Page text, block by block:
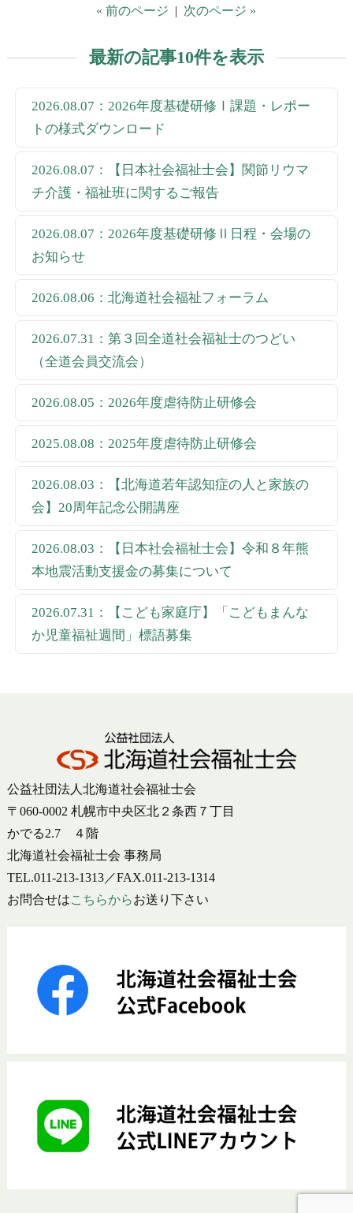
« 前のページ | 次のページ »
最新の記事10件を表示
2026.08.07：2026年度基礎研修Ⅰ課題・レポー
トの様式ダウンロード
2026.08.07：【日本社会福祉士会】関節リウマ
チ介護・福祉班に関するご報告
2026.08.07：2026年度基礎研修Ⅱ日程・会場の
お知らせ
2026.08.06：北海道社会福祉フォーラム
2026.07.31：第３回全道社会福祉士のつどい
（全道会員交流会）
2026.08.05：2026年度虐待防止研修会
2025.08.08：2025年度虐待防止研修会
2026.08.03：【北海道若年認知症の人と家族の
会】20周年記念公開講座
2026.08.03：【日本社会福祉士会】令和８年熊
本地震活動支援金の募集について
2026.07.31：【こども家庭庁】「こどもまんな
か児童福祉週間」標語募集
公益社団法人北海道社会福祉士会
〒060-0002 札幌市中央区北２条西７丁目
かでる2.7 ４階
北海道社会福祉士会 事務局
TEL.011-213-1313／FAX.011-213-1314
お問合せはこちらからお送り下さい